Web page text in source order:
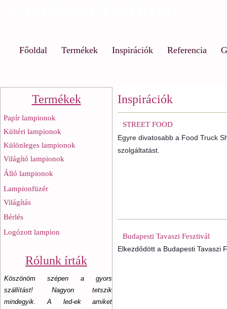
Főoldal Termékek Inspirációk Referencia
Termékek
Papír lampionok
Kültéri lampionok
Különleges lampionok
Világító lampionok
Álló lampionok
Lampionfüzér
Világítás
Bérlés
Logózott lampion
Rólunk írták
Köszönöm szépen a gyors
szállítást! Nagyon tetszik
mindegyik. A led-ek amiket
Inspirációk
STREET FOOD
Egyre divatosabb a Food Truck
szolgáltatást.
Budapesti Tavaszi Fesztivál
Elkezdődött a Budapesti Tavaszi